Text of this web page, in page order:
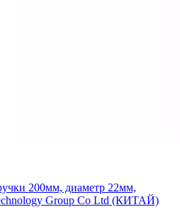
200мм, диаметр 22мм,
Group Co Ltd (КИТАЙ)